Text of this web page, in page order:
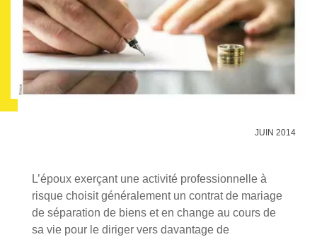
JUIN 2014
L’époux exerçant une activité professionnelle à
risque choisit généralement un contrat de mariage
de séparation de biens et en change au cours de
sa vie pour le diriger vers davantage de